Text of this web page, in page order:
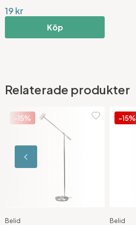
19 kr
Köp
Relaterade produkter
-15%
Belid
-15%
Belid